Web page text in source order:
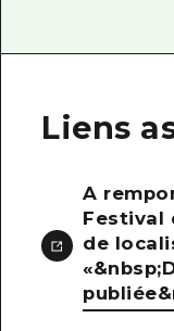
Liens
A
Festival
de